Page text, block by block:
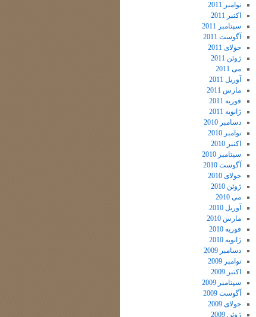
نوامبر 2011
اکتبر 2011
سپتامبر 2011
آگوست 2011
جولای 2011
ژوئن 2011
می 2011
آوریل 2011
مارس 2011
فوریه 2011
ژانویه 2011
دسامبر 2010
نوامبر 2010
اکتبر 2010
سپتامبر 2010
آگوست 2010
جولای 2010
ژوئن 2010
می 2010
آوریل 2010
مارس 2010
فوریه 2010
ژانویه 2010
دسامبر 2009
نوامبر 2009
اکتبر 2009
سپتامبر 2009
آگوست 2009
جولای 2009
ژوئن 2009